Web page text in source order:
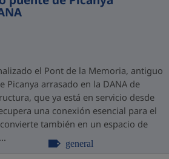
el Pont de la Memoria, antiguo
Picanya arrasado en la DANA de
que ya está en servicio desde
una conexión esencial para el
también en un espacio de
general